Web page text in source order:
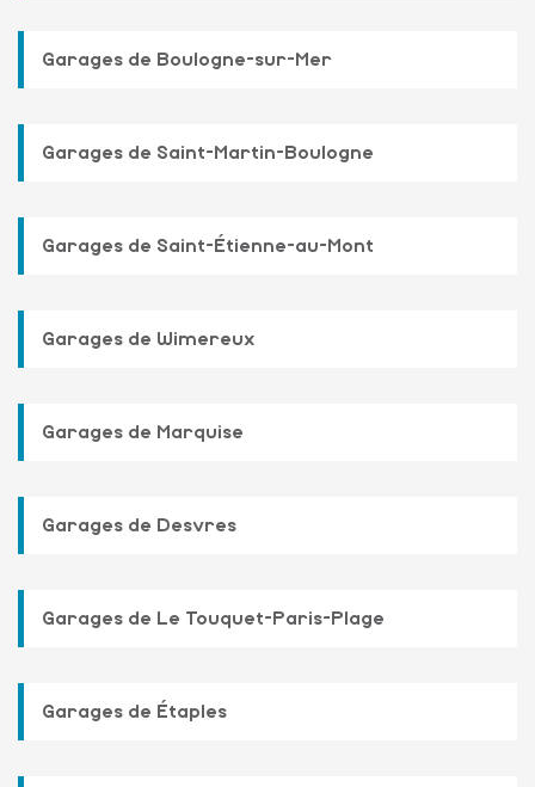
Garages de Boulogne-sur-Mer
Garages de Saint-Martin-Boulogne
Garages de Saint-Étienne-au-Mont
Garages de Wimereux
Garages de Marquise
Garages de Desvres
Garages de Le Touquet-Paris-Plage
Garages de Étaples